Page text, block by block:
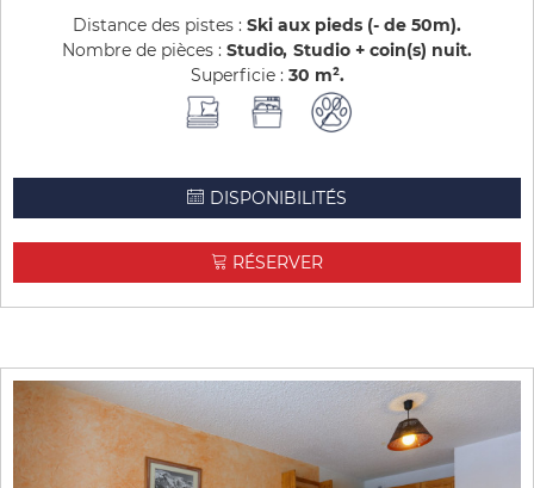
Distance des pistes : Ski aux pieds (- de 50m)
Nombre de pièces : Studio Studio + coin(s) nuit
Superficie : 30 m²
DISPONIBILITÉS
RÉSERVER